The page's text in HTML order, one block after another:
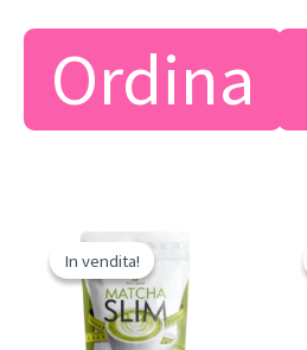
€78.00.
€39.00.
Ordina
In vendita!
In vendita!